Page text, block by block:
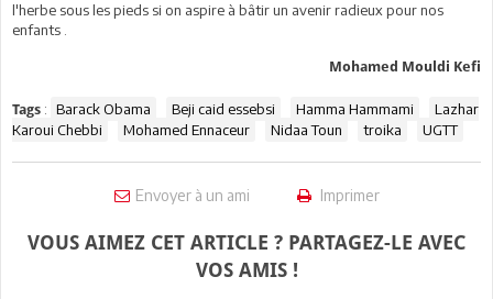
l'herbe sous les pieds si on aspire à bâtir un avenir radieux pour nos
enfants .
Mohamed Mouldi Kefi
Tags : Barack Obama Beji caid essebsi Hamma Hammami
Lazhar
Karoui Chebbi
Mohamed Ennaceur Nidaa Toun troika UGTT
Envoyer à un ami Imprimer
VOUS AIMEZ CET ARTICLE ? PARTAGEZ-LE AVEC
VOS AMIS !